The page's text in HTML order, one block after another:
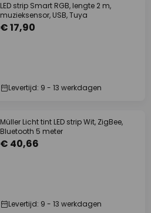
LED strip Smart RGB, lengte 2 m,
muzieksensor, USB, Tuya
€ 17,90
Levertijd: 9 - 13 werkdagen
Müller Licht tint LED strip Wit, ZigBee,
Bluetooth 5 meter
€ 40,66
Levertijd: 9 - 13 werkdagen